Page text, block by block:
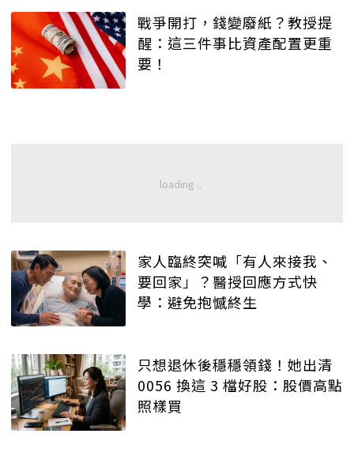
戰爭開打，錢變廢紙？教授提
醒：這三件事比資產配置更重
要！
家人臨終突喊「有人來接我、
要回家」？醫授回應方式快
學：避免抱憾終生
只想退休後穩穩領錢！她出清
0056 換這 3 檔好股：股價高點
照樣買